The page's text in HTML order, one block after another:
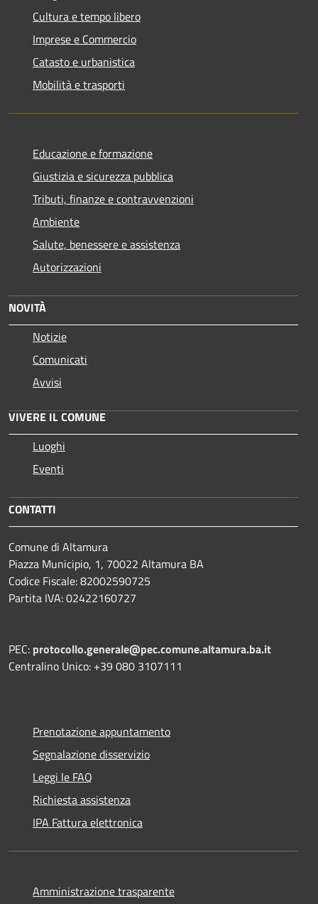
Cultura e tempo libero
Imprese e Commercio
Catasto e urbanistica
Mobilità e trasporti
Educazione e formazione
Giustizia e sicurezza pubblica
Tributi, finanze e contravvenzioni
Ambiente
Salute, benessere e assistenza
Autorizzazioni
NOVITÀ
Notizie
Comunicati
Avvisi
VIVERE IL COMUNE
Luoghi
Eventi
CONTATTI
Comune di Altamura
Piazza Municipio, 1, 70022 Altamura BA
Codice Fiscale: 82002590725
Partita IVA: 02422160727
PEC: protocollo.generale@pec.comune.altamura.ba.it
Centralino Unico: +39 080 3107111
Prenotazione appuntamento
Segnalazione disservizio
Leggi le FAQ
Richiesta assistenza
IPA Fattura elettronica
Amministrazione trasparente